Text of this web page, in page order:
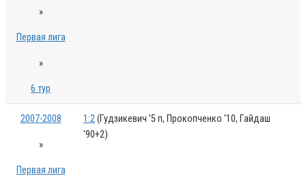
»
Первая лига
»
6 тур
2007-2008
»
Первая лига
1:2(Гудзикевич '5 п, Прокопченко '10, Гайдаш
'90+2)